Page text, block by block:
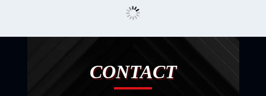
CONTACT